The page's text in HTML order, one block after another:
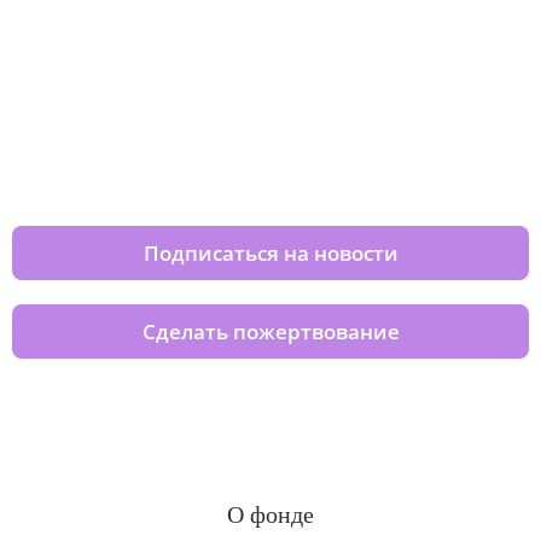
Подписаться на новости
Сделать пожертвование
О фонде